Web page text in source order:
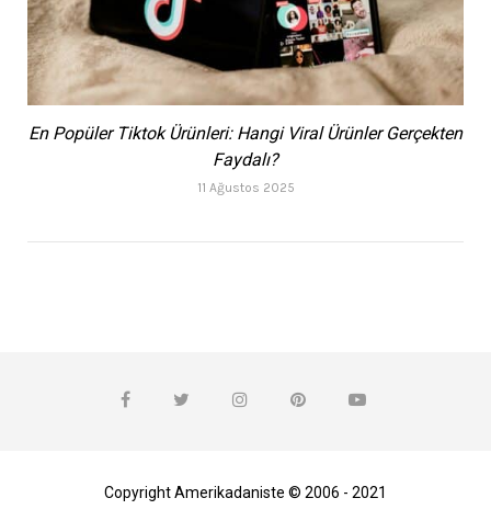
En Popüler Tiktok Ürünleri: Hangi Viral Ürünler Gerçekten
Faydalı?
11 Ağustos 2025
Copyright Amerikadaniste © 2006 - 2021